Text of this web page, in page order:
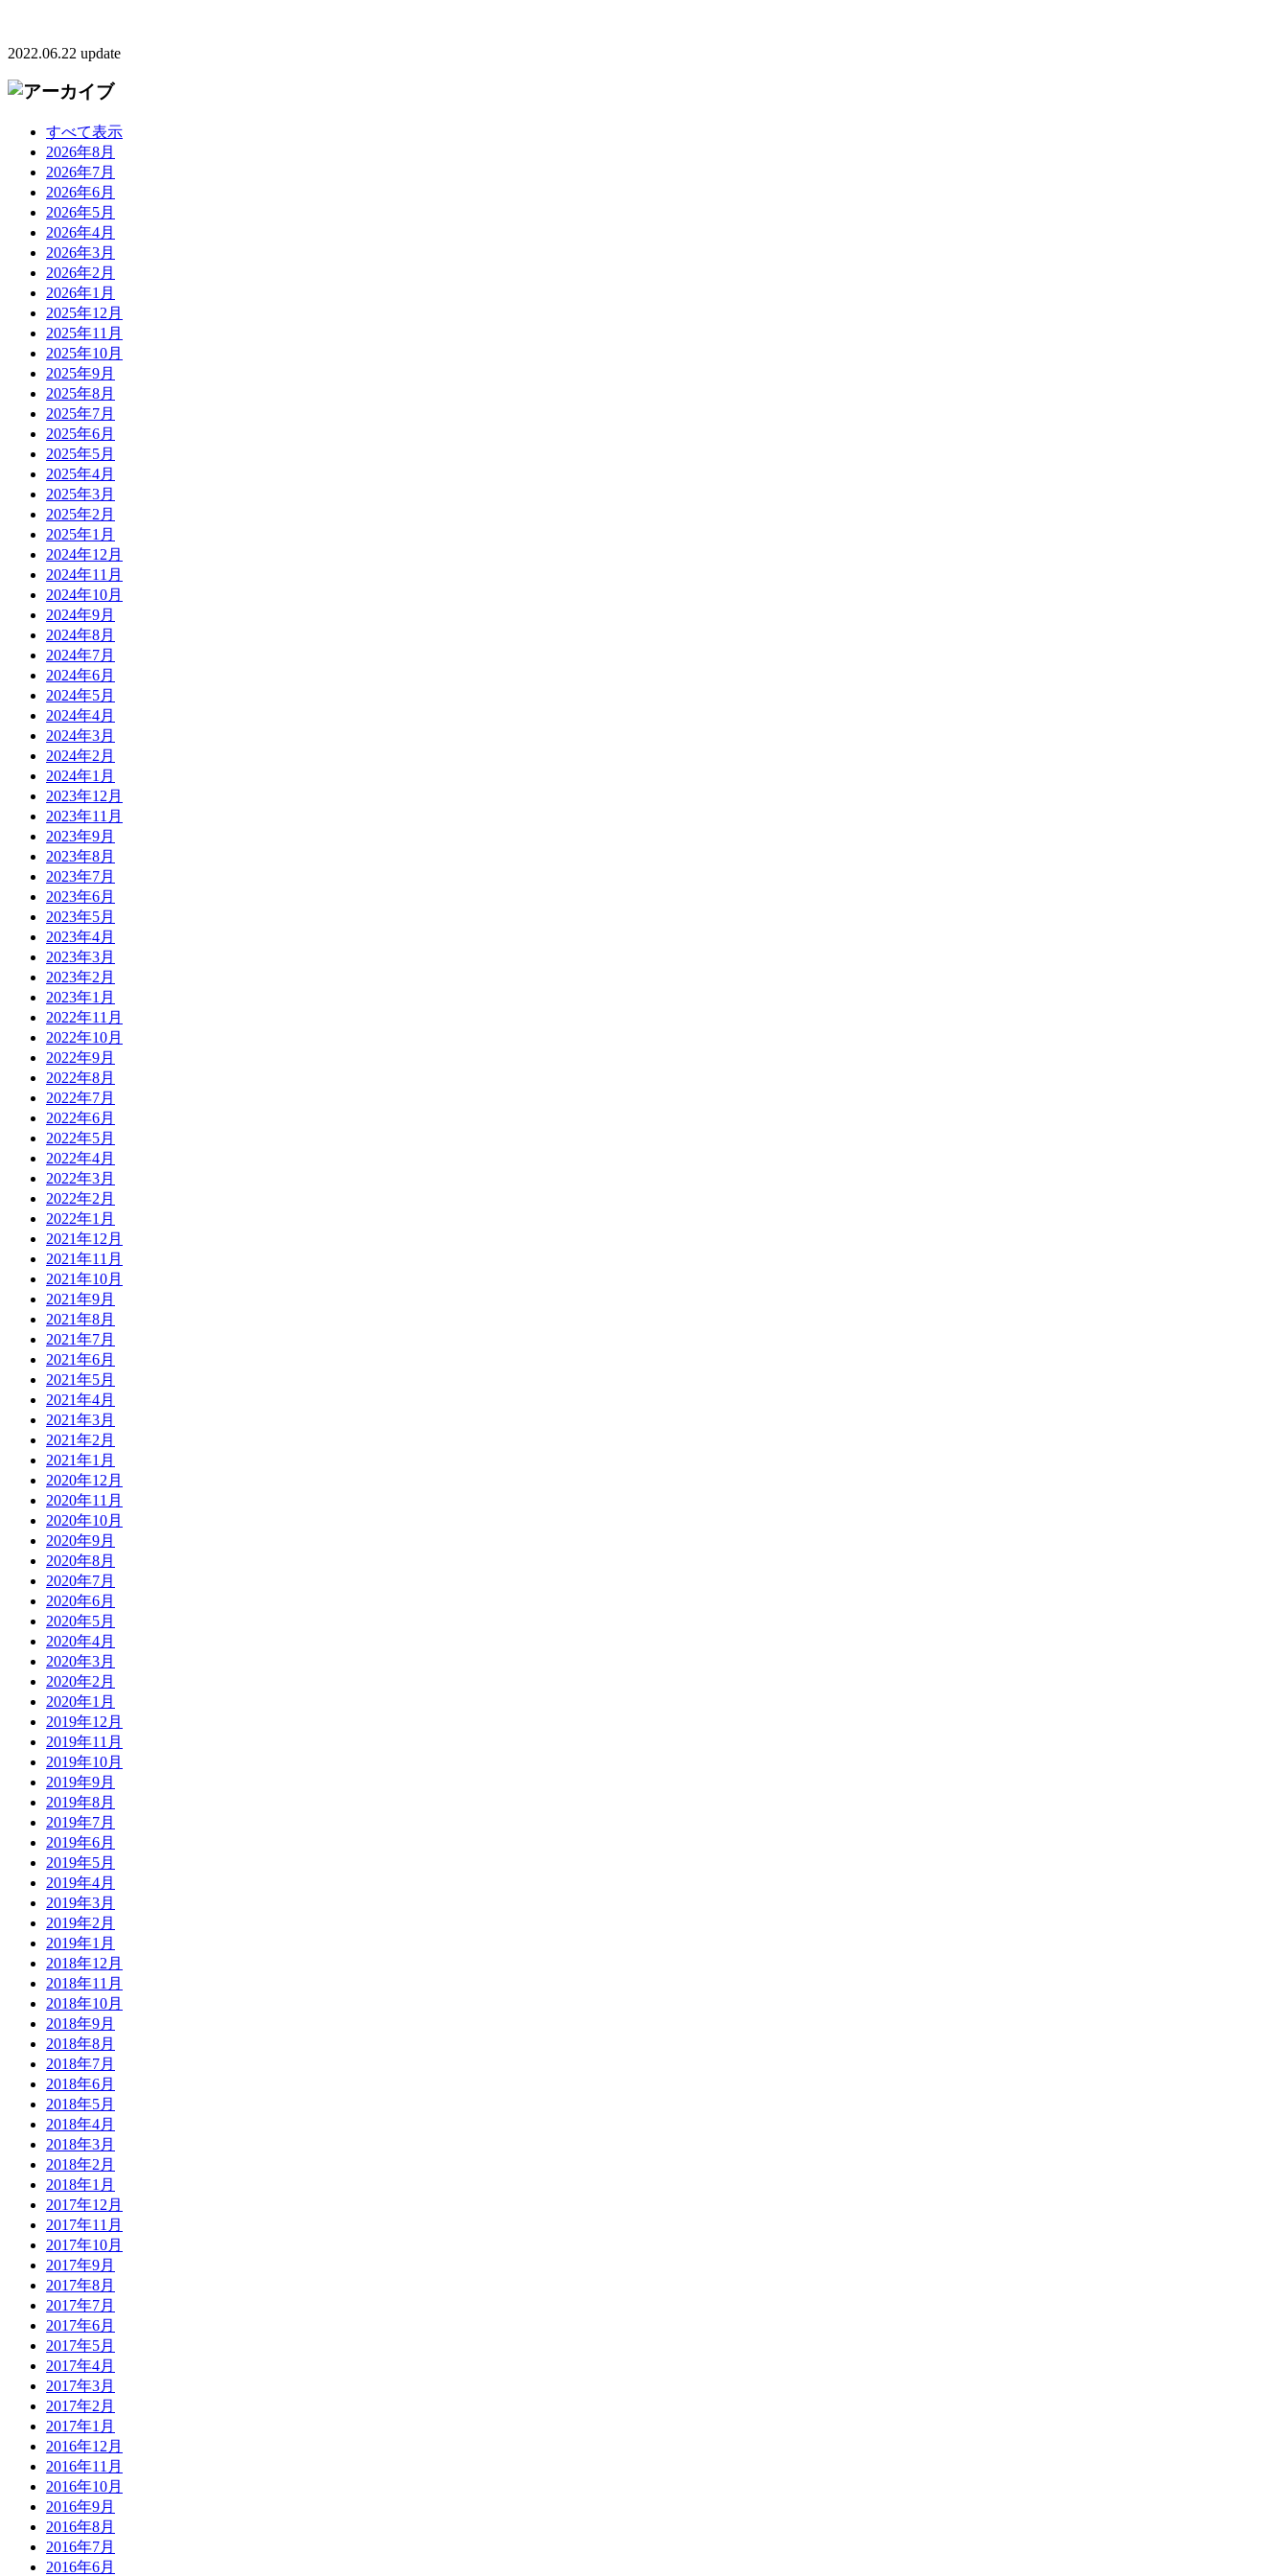
2022.06.22 update
すべて表示
2026年8月
2026年7月
2026年6月
2026年5月
2026年4月
2026年3月
2026年2月
2026年1月
2025年12月
2025年11月
2025年10月
2025年9月
2025年8月
2025年7月
2025年6月
2025年5月
2025年4月
2025年3月
2025年2月
2025年1月
2024年12月
2024年11月
2024年10月
2024年9月
2024年8月
2024年7月
2024年6月
2024年5月
2024年4月
2024年3月
2024年2月
2024年1月
2023年12月
2023年11月
2023年9月
2023年8月
2023年7月
2023年6月
2023年5月
2023年4月
2023年3月
2023年2月
2023年1月
2022年11月
2022年10月
2022年9月
2022年8月
2022年7月
2022年6月
2022年5月
2022年4月
2022年3月
2022年2月
2022年1月
2021年12月
2021年11月
2021年10月
2021年9月
2021年8月
2021年7月
2021年6月
2021年5月
2021年4月
2021年3月
2021年2月
2021年1月
2020年12月
2020年11月
2020年10月
2020年9月
2020年8月
2020年7月
2020年6月
2020年5月
2020年4月
2020年3月
2020年2月
2020年1月
2019年12月
2019年11月
2019年10月
2019年9月
2019年8月
2019年7月
2019年6月
2019年5月
2019年4月
2019年3月
2019年2月
2019年1月
2018年12月
2018年11月
2018年10月
2018年9月
2018年8月
2018年7月
2018年6月
2018年5月
2018年4月
2018年3月
2018年2月
2018年1月
2017年12月
2017年11月
2017年10月
2017年9月
2017年8月
2017年7月
2017年6月
2017年5月
2017年4月
2017年3月
2017年2月
2017年1月
2016年12月
2016年11月
2016年10月
2016年9月
2016年8月
2016年7月
2016年6月